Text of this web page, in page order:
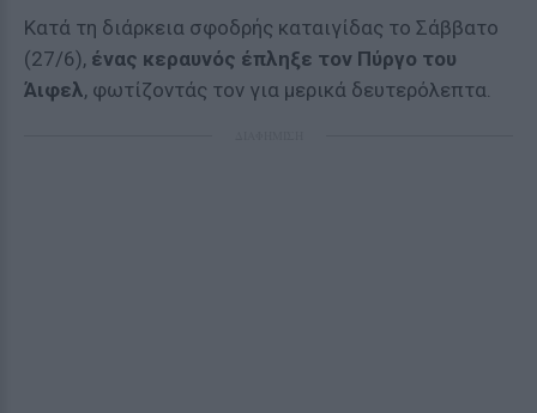
Κατά τη διάρκεια σφοδρής καταιγίδας το Σάββατο
(27/6), ένας κεραυνός έπληξε τον Πύργο του
Άιφελ, φωτίζοντάς τον για μερικά δευτερόλεπτα.